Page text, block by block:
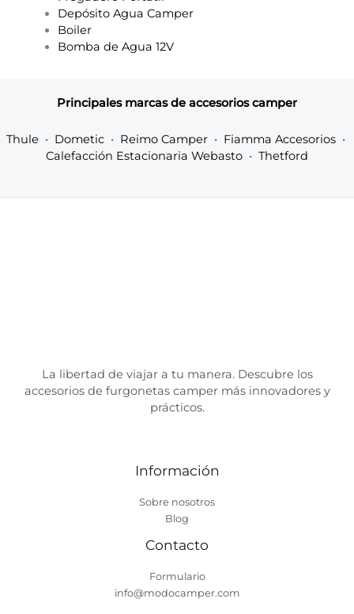
Depósito Agua Camper
Boiler
Bomba de Agua 12V
Principales marcas de accesorios camper
Thule • Dometic• Reimo Camper• Fiamma Accesorios•
Calefacción Estacionaria Webasto • Thetford
La libertad de viajar a tu manera. Descubre los
accesorios de furgonetas camper más innovadores y
prácticos.
Información
Sobre nosotros
Blog
Contacto
Formulario
info@modocamper.com